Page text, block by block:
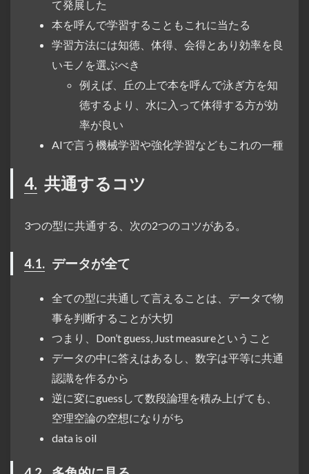
て発展した
本を呼んで学習することもこれに当たる
学習方法には知徳、体得、会得とあり効率を良
いモノを選ぶべき
例えば、丘の上で本を呼んで泳ぎ方を知
徳するより、水に入って体得する方が効
率が良い
AIで言う機械学習や強化学習などもこれの一種
4. 共通するコツ
3つの型に共通する、次の2つのコツがある。
4.1. データが全て
全ての型に共通して言えることは、データで物
事を判断することが大切
つまり、Don’t guess, Just measureということ
データの中に答えはあるし、数字は平等に共通
認識を作るから
逆に変にguessして数段論理を積み上げても、
空理空論の空想になりがち
data is oil